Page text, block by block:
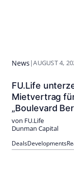
News |AUGUST 4,
FU.Life
Mietvertrag
„Boulevard
von FU.Life
Dunman Capital
DealsDevelopments